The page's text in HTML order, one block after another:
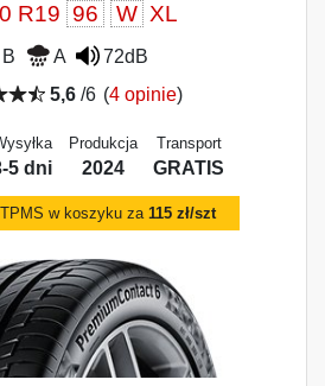
R19 96 W XL
B A
72dB
5,6/6 (4 opinie)
5 dni
Produkcja
2024
Transport
GRATIS
w koszyku za 115 zł/szt